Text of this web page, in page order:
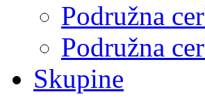
Podružna
Podružna
Skupine